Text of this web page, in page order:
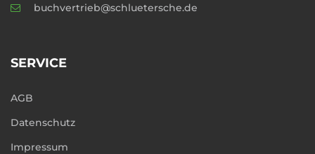
buchvertrieb@schluetersche.de
SERVICE
AGB
Datenschutz
Impressum